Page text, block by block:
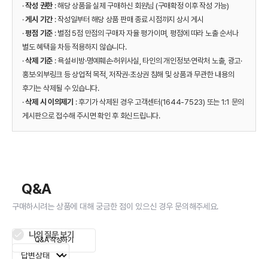
·작성 권한 : 해당 상품을 실제 구매하신 회원님 (구매확정 이후 작성 가능)
·게시 기간: 작성일부터 해당 상품 판매 종료 시점까지 상시 게시
·평점 기준 : 별점 5점 만점의 구매자 자율 평가이며, 평점에 따라 노출 순서나
별도 혜택을 차등 적용하지 않습니다.
·삭제 기준 : 욕설·비방·명예훼손·허위사실, 타인의 개인정보·연락처 노출, 광고·
홍보·외부링크 등 상업적 목적, 저작권·초상권 침해 및 상품과 무관한 내용의
후기는 삭제될 수 있습니다.
·삭제 시 이의제기 : 후기가 삭제된 경우 고객센터(1644-7523) 또는 1:1 문의
게시판으로 접수해 주시면 확인 후 회신드립니다.
Q&A
구매하시려는 상품에 대해 궁금한 점이 있으신 경우 문의해주세요.
나의 질문 보기
Q&A 작성하기